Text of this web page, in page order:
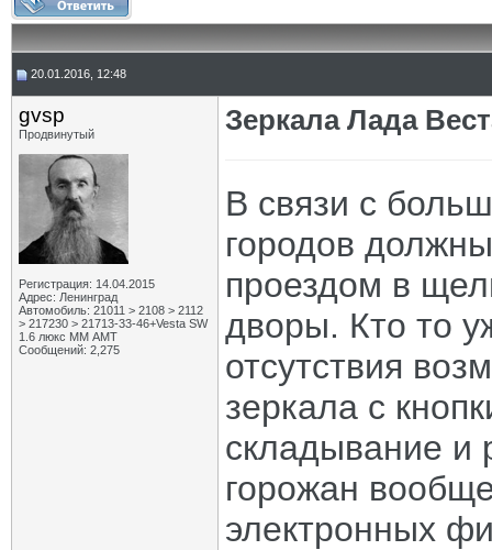
20.01.2016, 12:48
gvsp
Продвинутый
Регистрация: 14.04.2015
Адрес: Ленинград
Автомобиль: 21011 > 2108 > 2112
> 217230 > 21713-33-46+Vesta SW
1.6 люкс ММ АМТ
Сообщений: 2,275
Зеркала Лада
В связи с
городов
проездом в
дворы. Кто то
отсутствия
зеркала с
складывание и
горожан
электронных